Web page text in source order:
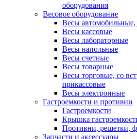
оборудования
Весовое оборудование
Весы
Весы кассовые
Весы лабораторные
Весы напольные
Весы счетные
Весы товарные
Весы торговые, со
прикассовые
Весы электронные
Гастроемкости и противни
Гастроемкости
Крышка
Противни, решетки,
Запчасти и аксессуары